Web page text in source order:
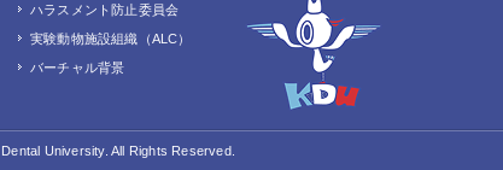
ハラスメント防止委員会
実験動物施設組織（ALC）
バーチャル背景
University. All Rights Reserved.